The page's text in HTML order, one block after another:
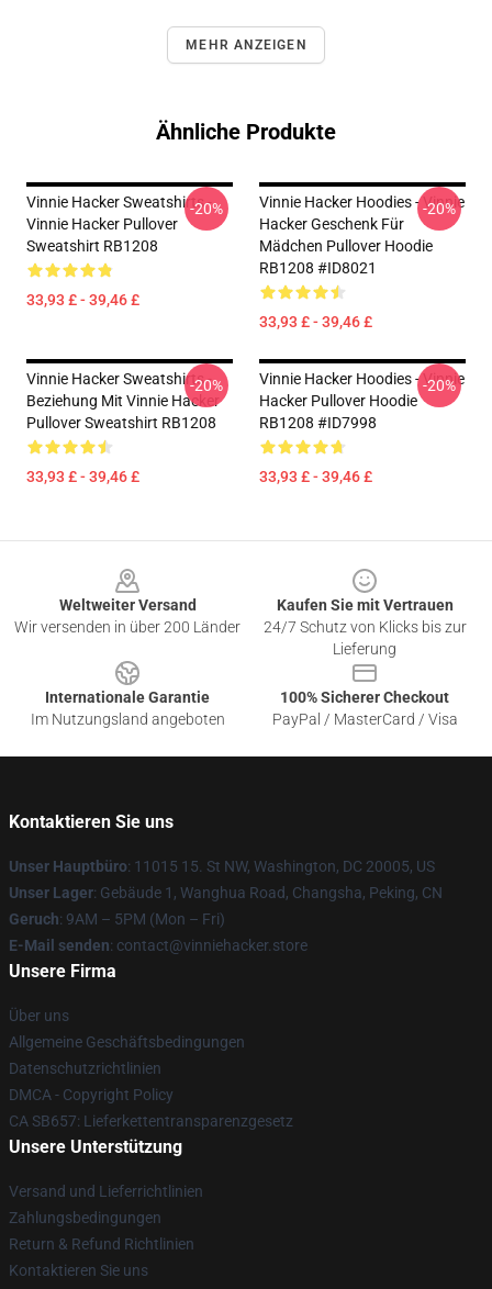
MEHR ANZEIGEN
Ähnliche Produkte
Vinnie Hacker Sweatshirts -
Vinnie Hacker Pullover
Sweatshirt RB1208
33,93 £ - 39,46 £
-20%
Vinnie Hacker Hoodies - Vinnie
Hacker Geschenk Für
Mädchen Pullover Hoodie
RB1208 #ID8021
33,93 £ - 39,46 £
-20%
Vinnie Hacker Sweatshirts -
Beziehung Mit Vinnie Hacker
Pullover Sweatshirt RB1208
33,93 £ - 39,46 £
-20%
Vinnie Hacker Hoodies - Vinnie
Hacker Pullover Hoodie
RB1208 #ID7998
33,93 £ - 39,46 £
-20%
Weltweiter Versand
Wir versenden in über 200 Länder
Kaufen Sie mit Vertrauen
24/7 Schutz von Klicks bis zur
Lieferung
Internationale Garantie
Im Nutzungsland angeboten
100% Sicherer Checkout
PayPal / MasterCard / Visa
Kontaktieren Sie uns
Unser Hauptbüro: 11015 15. St NW, Washington, DC 20005, US
Unser Lager: Gebäude 1, Wanghua Road, Changsha, Peking, CN
Geruch: 9AM – 5PM (Mon – Fri)
E-Mail senden: contact@vinniehacker.store
Unsere Firma
Über uns
Allgemeine Geschäftsbedingungen
Datenschutzrichtlinien
DMCA - Copyright Policy
CA SB657: Lieferkettentransparenzgesetz
Unsere Unterstützung
Versand und Lieferrichtlinien
Zahlungsbedingungen
Return & Refund Richtlinien
Kontaktieren Sie uns